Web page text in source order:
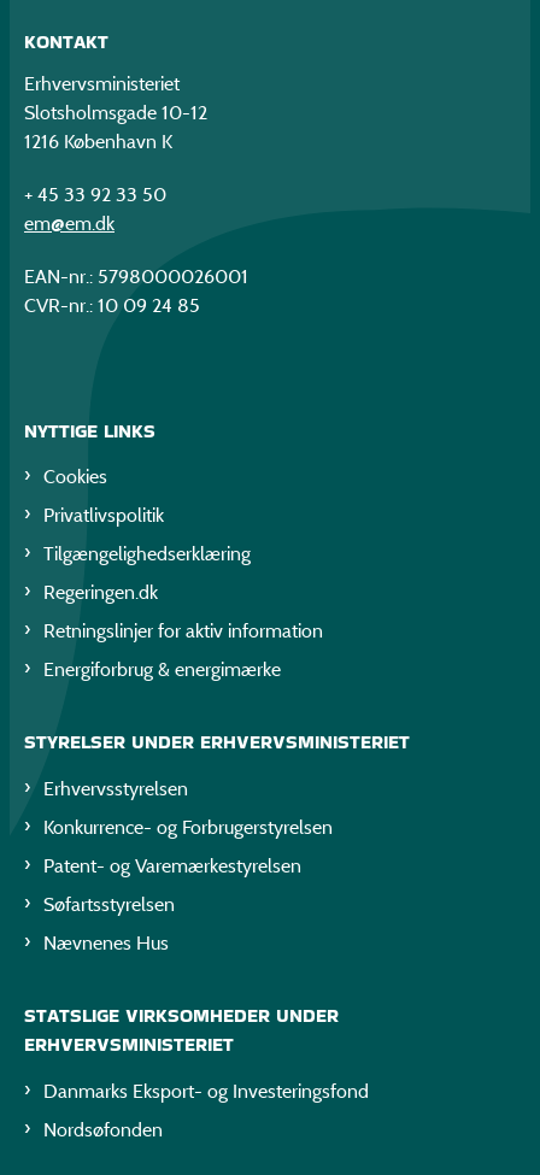
KONTAKT
Erhvervsministeriet
Slotsholmsgade 10-12
1216 København K
+ 45 33 92 33 50
em@em.dk
EAN-nr.: 5798000026001
CVR-nr.: 10 09 24 85
NYTTIGE LINKS
Cookies
Privatlivspolitik
Tilgængelighedserklæring
Regeringen.dk
Retningslinjer for aktiv information
Energiforbrug & energimærke
STYRELSER UNDER ERHVERVSMINISTERIET
Erhvervsstyrelsen
Konkurrence- og Forbrugerstyrelsen
Patent- og Varemærkestyrelsen
Søfartsstyrelsen
Nævnenes Hus
STATSLIGE VIRKSOMHEDER UNDER
ERHVERVSMINISTERIET
Danmarks Eksport- og Investeringsfond
Nordsøfonden